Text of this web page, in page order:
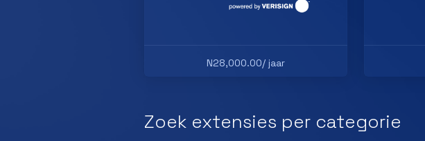
N28,000.00/ jaar
Zoek extensies per categorie